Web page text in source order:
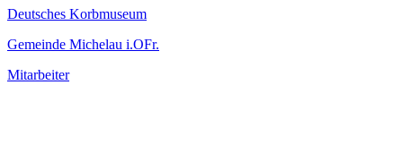
Deutsches Korbmuseum
Gemeinde Michelau i.OFr.
Mitarbeiter